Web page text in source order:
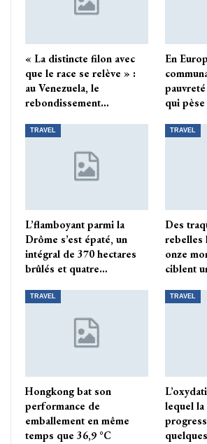
« La distincte filon avec
que le race se relève » :
au Venezuela, le
rebondissement…
En
qui
TRAVEL
L’flamboyant parmi la
Drôme s’est épaté, un
intégral de 370 hectares
brûlés et quatre…
TRAVEL
Des
rebelles
onze
ciblent
TRAVEL
Hongkong bat son
performance de
emballement en même
temps que 36,9 °C
TRAVEL
lequel la